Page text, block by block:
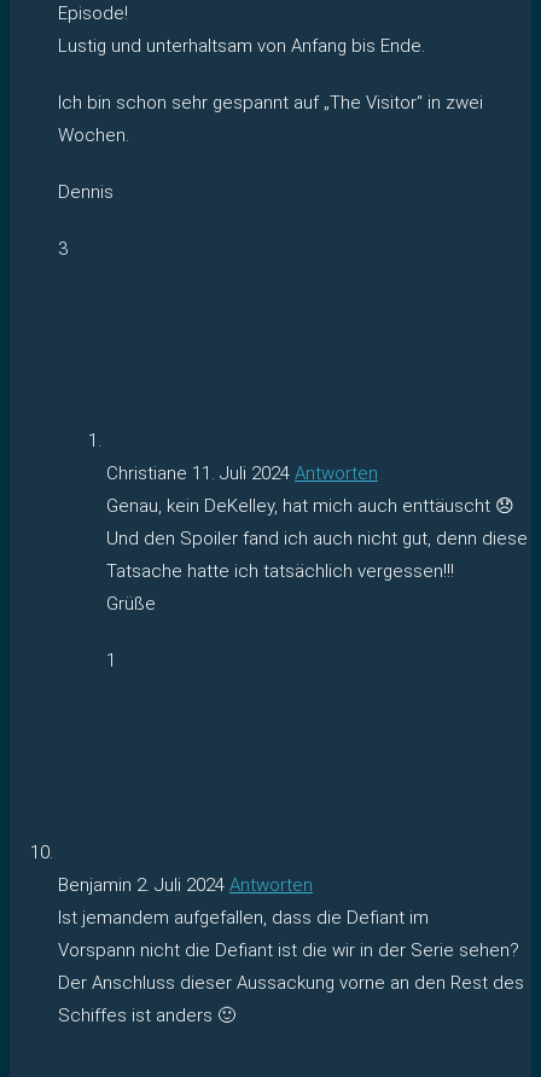
Episode!
Lustig und unterhaltsam von Anfang bis Ende.
Ich bin schon sehr gespannt auf „The Visitor“ in zwei
Wochen.
Dennis
3
Christiane 11. Juli 2024 Antworten
Genau, kein DeKelley, hat mich auch enttäuscht 😞
Und den Spoiler fand ich auch nicht gut, denn diese
Tatsache hatte ich tatsächlich vergessen!!!
Grüße
1
Benjamin 2. Juli 2024 Antworten
Ist jemandem aufgefallen, dass die Defiant im
Vorspann nicht die Defiant ist die wir in der Serie sehen?
Der Anschluss dieser Aussackung vorne an den Rest des
Schiffes ist anders 🙂